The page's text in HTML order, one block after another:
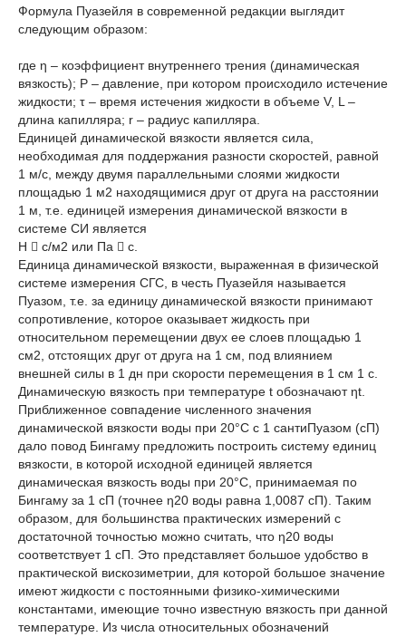
Формула Пуазейля в современной редакции выглядит
следующим образом:
где η – коэффициент внутреннего трения (динамическая
вязкость); Р – давление, при котором происходило истечение
жидкости; τ – время истечения жидкости в объеме V, L –
длина капилляра; r – радиус капилляра.
Единицей динамической вязкости является сила,
необходимая для поддержания разности скоростей, равной
1 м/с, между двумя параллельными слоями жидкости
площадью 1 м2 находящимися друг от друга на расстоянии
1 м, т.е. единицей измерения динамической вязкости в
системе СИ является
Н  с/м2 или Па  с.
Единица динамической вязкости, выраженная в физической
системе измерения СГС, в честь Пуазейля называется
Пуазом, т.е. за единицу динамической вязкости принимают
сопротивление, которое оказывает жидкость при
относительном перемещении двух ее слоев площадью 1
см2, отстоящих друг от друга на 1 см, под влиянием
внешней силы в 1 дн при скорости перемещения в 1 см 1 с.
Динамическую вязкость при температуре t обозначают ηt.
Приближенное совпадение численного значения
динамической вязкости воды при 20°С с 1 сантиПуазом (сП)
дало повод Бингаму предложить построить систему единиц
вязкости, в которой исходной единицей является
динамическая вязкость воды при 20°С, принимаемая по
Бингаму за 1 сП (точнее η20 воды равна 1,0087 сП). Таким
образом, для большинства практических измерений с
достаточной точностью можно считать, что η20 воды
соответствует 1 сП. Это представляет большое удобство в
практической вискозиметрии, для которой большое значение
имеют жидкости с постоянными физико-химическими
константами, имеющие точно известную вязкость при данной
температуре. Из числа относительных обозначений